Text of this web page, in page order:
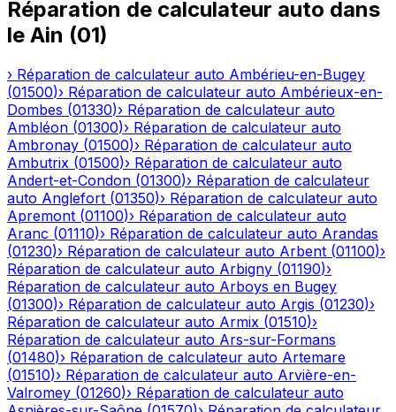
Réparation de calculateur auto dans
le Ain (01)
› Réparation de calculateur auto Ambérieu-en-Bugey
(01500)› Réparation de calculateur auto Ambérieux-en-
Dombes (01330)› Réparation de calculateur auto
Ambléon (01300)› Réparation de calculateur auto
Ambronay (01500)› Réparation de calculateur auto
Ambutrix (01500)› Réparation de calculateur auto
Andert-et-Condon (01300)› Réparation de calculateur
auto Anglefort (01350)› Réparation de calculateur auto
Apremont (01100)› Réparation de calculateur auto
Aranc (01110)› Réparation de calculateur auto Arandas
(01230)› Réparation de calculateur auto Arbent (01100)›
Réparation de calculateur auto Arbigny (01190)›
Réparation de calculateur auto Arboys en Bugey
(01300)› Réparation de calculateur auto Argis (01230)›
Réparation de calculateur auto Armix (01510)›
Réparation de calculateur auto Ars-sur-Formans
(01480)› Réparation de calculateur auto Artemare
(01510)› Réparation de calculateur auto Arvière-en-
Valromey (01260)› Réparation de calculateur auto